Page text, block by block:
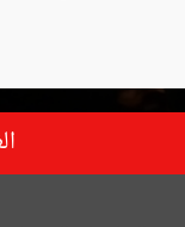
في قمة الاتحاد